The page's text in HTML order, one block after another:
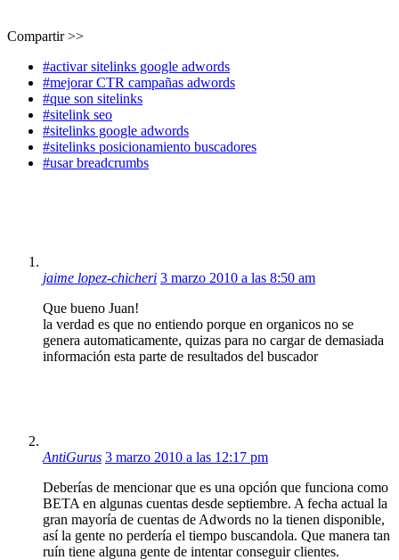
Compartir >>
#activar sitelinks google adwords
#mejorar CTR campañas adwords
#que son sitelinks
#sitelink seo
#sitelinks google adwords
#sitelinks posicionamiento buscadores
#usar breadcrumbs
jaime lopez-chicheri 3 marzo 2010 a las 8:50 am
Que bueno Juan!
la verdad es que no entiendo porque en organicos no se
genera automaticamente, quizas para no cargar de demasiada
información esta parte de resultados del buscador
AntiGurus 3 marzo 2010 a las 12:17 pm
Deberías de mencionar que es una opción que funciona como
BETA en algunas cuentas desde septiembre. A fecha actual la
gran mayoría de cuentas de Adwords no la tienen disponible,
así la gente no perdería el tiempo buscandola. Que manera tan
ruín tiene alguna gente de intentar conseguir clientes.